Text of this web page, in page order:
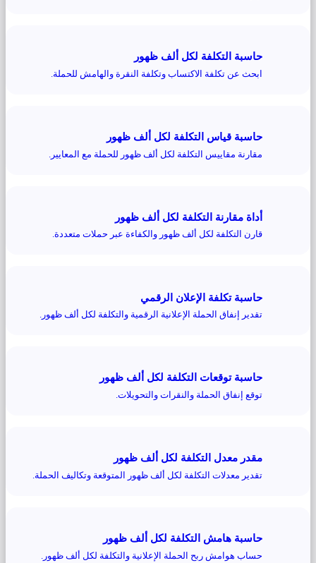
حاسبة التكلفة لكل ألف ظهور
ابحث عن تكلفة الاكتساب وتكلفة النقرة والهامش للحملة.
حاسبة قياس التكلفة لكل ألف ظهور
مقارنة مقاييس التكلفة لكل ألف ظهور للحملة مع المعايير.
أداة مقارنة التكلفة لكل ألف ظهور
قارن التكلفة لكل ألف ظهور والكفاءة عبر حملات متعددة.
حاسبة تكلفة الإعلان الرقمي
تقدير إنفاق الحملة الإعلانية الرقمية والتكلفة لكل ألف ظهور.
حاسبة توقعات التكلفة لكل ألف ظهور
توقع إنفاق الحملة والنقرات والتحويلات.
مقدر معدل التكلفة لكل ألف ظهور
تقدير معدلات التكلفة لكل ألف ظهور المتوقعة وتكاليف الحملة.
حاسبة هامش التكلفة لكل ألف ظهور
حساب هوامش ربح الحملة الإعلانية والتكلفة لكل ألف ظهور.